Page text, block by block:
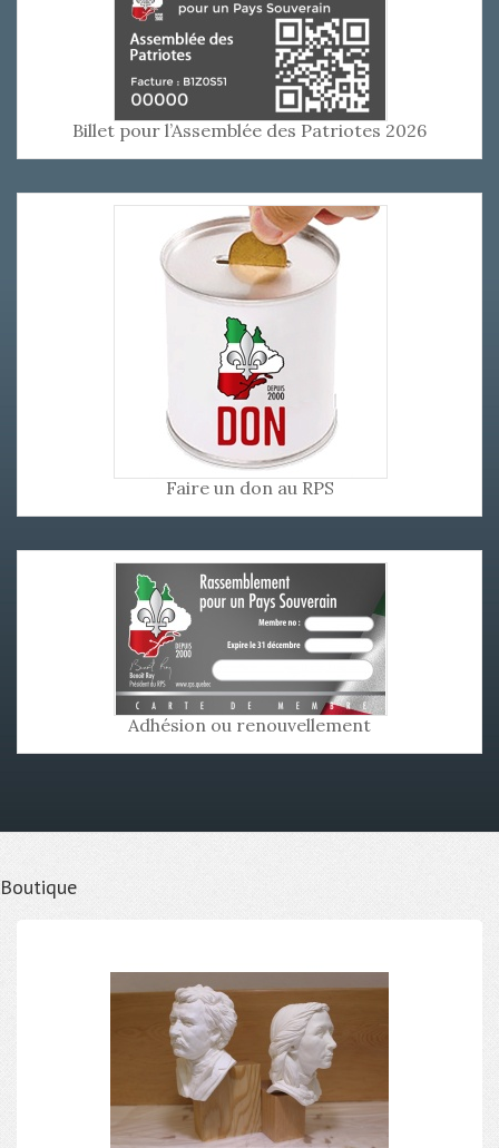
Billet pour l’Assemblée des Patriotes 2026
Faire un don au RPS
Adhésion ou renouvellement
Boutique